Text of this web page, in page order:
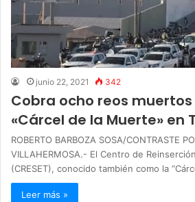
junio 22, 2021 342
Cobra ocho reos
«Cárcel de la Muerte» en
ROBERTO BARBOZA SOSA/CONTRASTE
VILLAHERMOSA.- El Centro de
(CRESET), conocido también como la
Leer más »